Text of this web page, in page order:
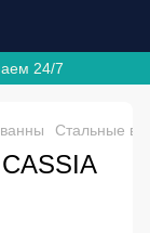
24/7
Стальные